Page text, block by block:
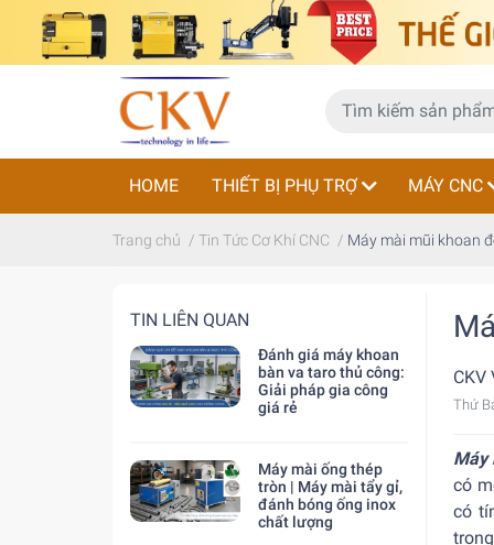
HOME THIẾT BỊ PHỤ TRỢ MÁY CNC
Trang chủ / Tin Tức Cơ Khí CNC / Máy mài mũi khoan
TIN LIÊN QUAN
Đánh giá máy khoan
bàn va taro thủ công:
Giải pháp gia công
giá rẻ
Máy mài ống thép
tròn | Máy mài tẩy gỉ,
đánh bóng ống inox
chất lượng
CKV
Thứ
Máy
có
có